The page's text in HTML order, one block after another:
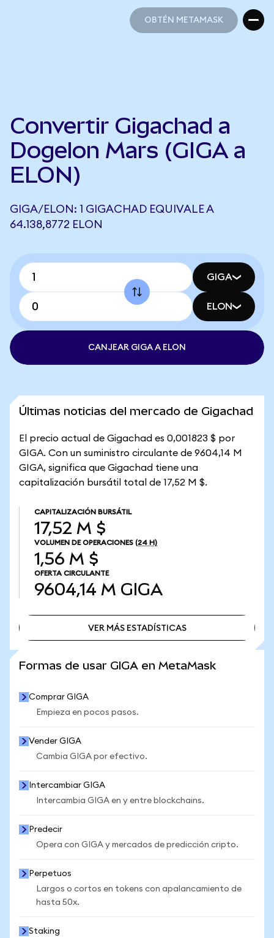
OBTÉN METAMASK
Convertir Gigachad a
Dogelon Mars (GIGA a
ELON)
GIGA/ELON: 1 GIGACHAD EQUIVALE A
64.138,8772 ELON
GIGA
ELON
CANJEAR GIGA A ELON
Últimas noticias del mercado de Gigachad
El precio actual de Gigachad es 0,001823 $ por
GIGA. Con un suministro circulante de 9604,14 M
GIGA, significa que Gigachad tiene una
capitalización bursátil total de 17,52 M $.
CAPITALIZACIÓN BURSÁTIL
17,52 M $
VOLUMEN DE OPERACIONES (24 H)
1,56 M $
OFERTA CIRCULANTE
9604,14 M GIGA
VER MÁS ESTADÍSTICAS
Formas de usar GIGA en MetaMask
Comprar GIGA
Empieza en pocos pasos.
Vender GIGA
Cambia GIGA por efectivo.
Intercambiar GIGA
Intercambia GIGA en y entre blockchains.
Predecir
Opera con GIGA y mercados de predicción cripto.
Perpetuos
Largos o cortos en tokens con apalancamiento de
hasta 50x.
Staking